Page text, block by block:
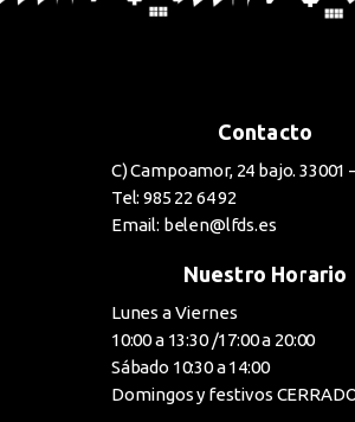
Contacto
C) Campoamor, 24 bajo. 33001
Tel: 985 22 64 92
Email: belen@lfds.es
Nuestro Horario
Lunes a Viernes
10:00 a 13:30 /17:00 a 20:00
Sábado 10:30 a 14:00
Domingos y festivos